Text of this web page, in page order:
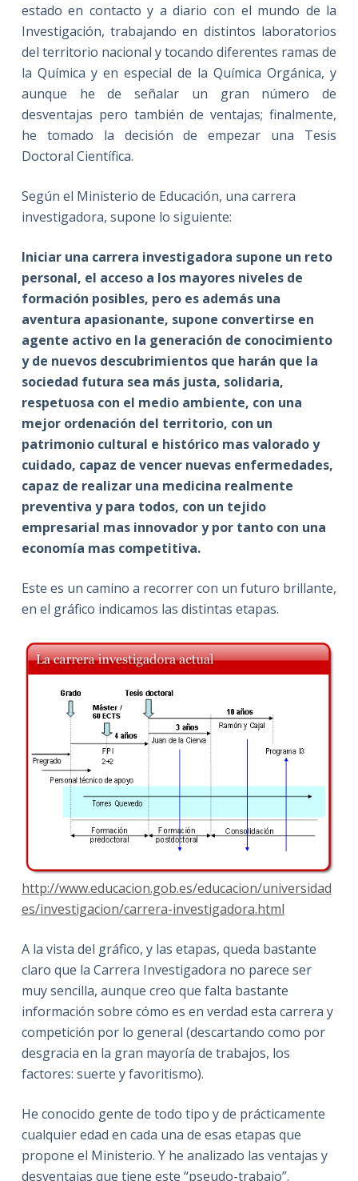
estado en contacto y a diario con el mundo de la
Investigación, trabajando en distintos laboratorios
del territorio nacional y tocando diferentes ramas de
la Química y en especial de la Química Orgánica, y
aunque he de señalar un gran número de
desventajas pero también de ventajas; finalmente,
he tomado la decisión de empezar una Tesis
Doctoral Científica.
Según el Ministerio de Educación, una carrera
investigadora, supone lo siguiente:
Iniciar una carrera investigadora supone un reto
personal, el acceso a los mayores niveles de
formación posibles, pero es además una
aventura apasionante, supone convertirse en
agente activo en la generación de conocimiento
y de nuevos descubrimientos que harán que la
sociedad futura sea más justa, solidaria,
respetuosa con el medio ambiente, con una
mejor ordenación del territorio, con un
patrimonio cultural e histórico mas valorado y
cuidado, capaz de vencer nuevas enfermedades,
capaz de realizar una medicina realmente
preventiva y para todos, con un tejido
empresarial mas innovador y por tanto con una
economía mas competitiva.
Este es un camino a recorrer con un futuro brillante,
en el gráfico indicamos las distintas etapas.
http://www.educacion.gob.es/educacion/universidad
es/investigacion/carrera-investigadora.html
A la vista del gráfico, y las etapas, queda bastante
claro que la Carrera Investigadora no parece ser
muy sencilla, aunque creo que falta bastante
información sobre cómo es en verdad esta carrera y
competición por lo general (descartando como por
desgracia en la gran mayoría de trabajos, los
factores: suerte y favoritismo).
He conocido gente de todo tipo y de prácticamente
cualquier edad en cada una de esas etapas que
propone el Ministerio. Y he analizado las ventajas y
desventajas que tiene este “pseudo-trabajo”.